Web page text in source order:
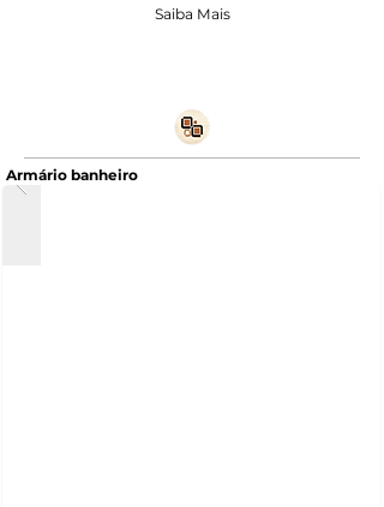
Saiba Mais
Armário banheiro